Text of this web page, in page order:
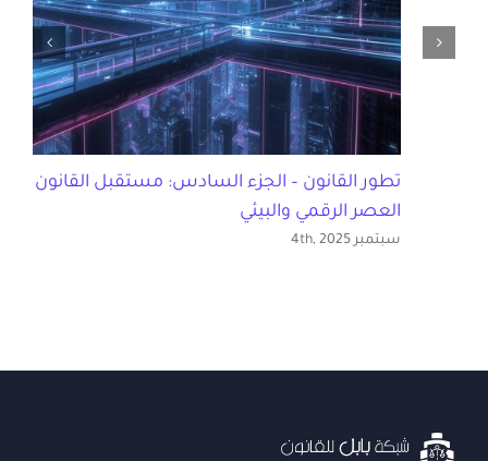
تطور القانون – الجزء السادس: مستقبل القانون في
العصر الرقمي والبيئي
سبتمبر 4th, 2025